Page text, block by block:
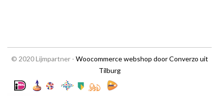
© 2020 Lijmpartner - Woocommerce webshop door Converzo uit
Tilburg